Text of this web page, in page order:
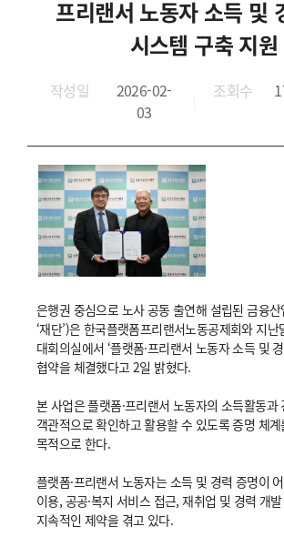
프리랜서 노동자 소득 및
시스템 구축 지원
작성일
2026-02-
03
조회수
은행권 중심으로 노사 공동 출연해 설립된 금융
‘재단’)은 한국플랫폼프리랜서노동공제회와 지
대회의실에서 ‘플랫폼·프리랜서 노동자 소득 및
협약을 체결했다고 2일 밝혔다.
본 사업은 플랫폼·프리랜서 노동자의 소득활동과
객관적으로 확인하고 활용할 수 있도록 증명 체
목적으로 한다.
플랫폼·프리랜서 노동자는 소득 및 경력 증명이
이용, 공공·복지 서비스 접근, 재취업 및 경력 개
지속적인 제약을 겪고 있다.